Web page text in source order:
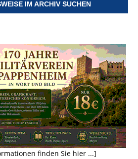
IM ARCHIV SUCHEN
finden Sie hier ...]